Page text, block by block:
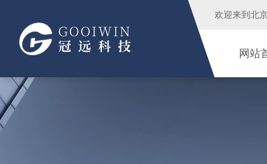
欢迎来到 北
网站